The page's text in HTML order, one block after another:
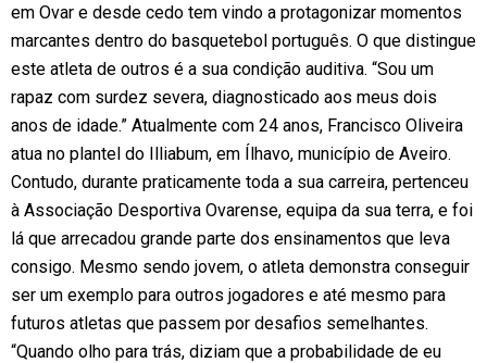
em Ovar e desde cedo tem vindo a protagonizar momentos
marcantes dentro do basquetebol português. O que distingue
este atleta de outros é a sua condição auditiva. “Sou um
rapaz com surdez severa, diagnosticado aos meus dois
anos de idade.” Atualmente com 24 anos, Francisco Oliveira
atua no plantel do Illiabum, em Ílhavo, município de Aveiro.
Contudo, durante praticamente toda a sua carreira, pertenceu
à Associação Desportiva Ovarense, equipa da sua terra, e foi
lá que arrecadou grande parte dos ensinamentos que leva
consigo. Mesmo sendo jovem, o atleta demonstra conseguir
ser um exemplo para outros jogadores e até mesmo para
futuros atletas que passem por desafios semelhantes.
“Quando olho para trás, diziam que a probabilidade de eu